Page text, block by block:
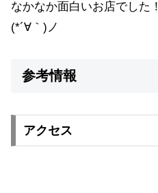
なかなか面白いお店でした！
(*´∀｀)ノ
参考情報
アクセス